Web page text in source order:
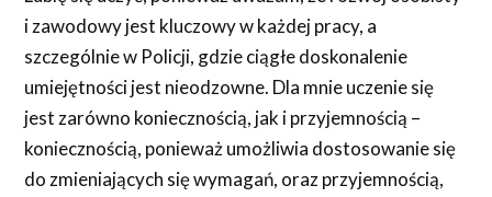
i zawodowy jest kluczowy w każdej pracy, a
szczególnie w Policji, gdzie ciągłe doskonalenie
umiejętności jest nieodzowne. Dla mnie uczenie się
jest zarówno koniecznością, jak i przyjemnością –
koniecznością, ponieważ umożliwia dostosowanie się
do zmieniających się wymagań, oraz przyjemnością,